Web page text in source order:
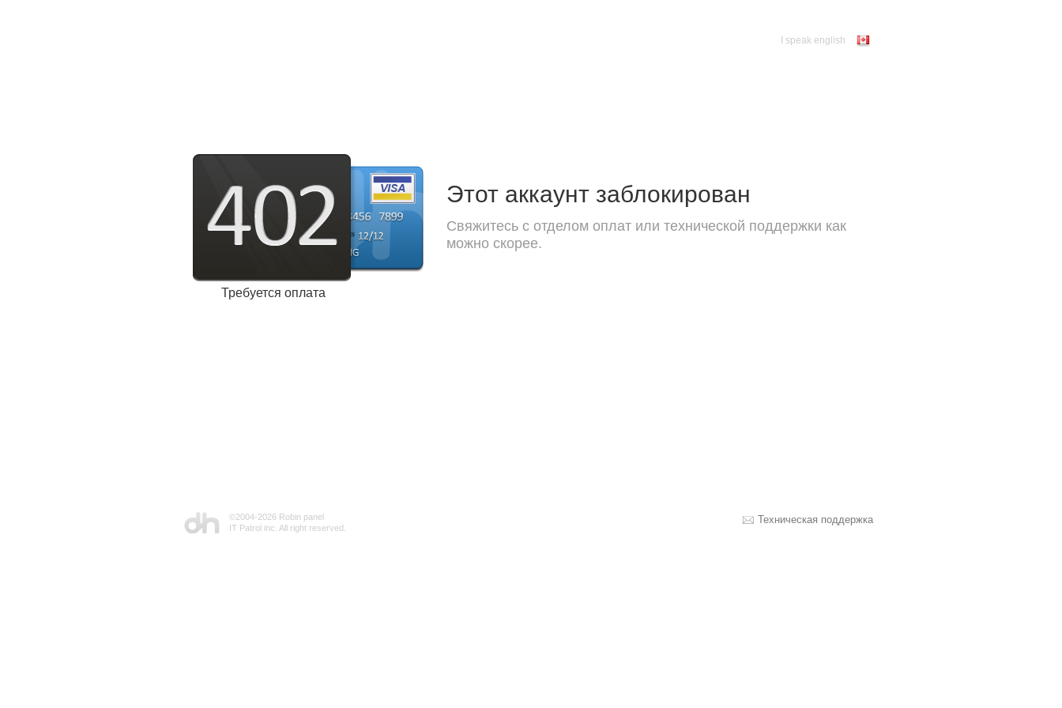
I speak english
Требуется оплата
Этот аккаунт заблокирован
Свяжитесь с отделом оплат или технической поддержки как
можно скорее.
Техническая поддержка
©2004-2026 Robin panel
IT Patrol inc. All right reserved.